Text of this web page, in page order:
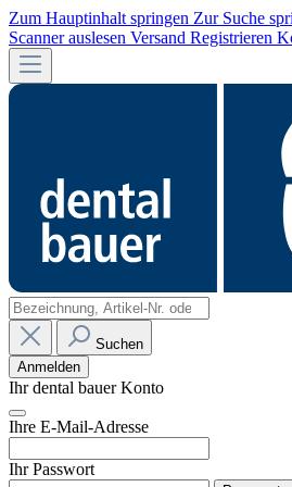
Zum Hauptinhalt springen Zur Suche
Scanner auslesen Versand Registrieren
Suchen
Anmelden
Ihr dental bauer Konto
Ihre E-Mail-Adresse
Ihr Passwort